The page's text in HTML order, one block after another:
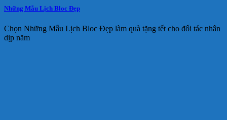
Những Mẫu Lịch Bloc Đẹp
Chọn Những Mẫu Lịch Bloc Đẹp làm quà tặng tết cho đối tác nhân
dịp năm